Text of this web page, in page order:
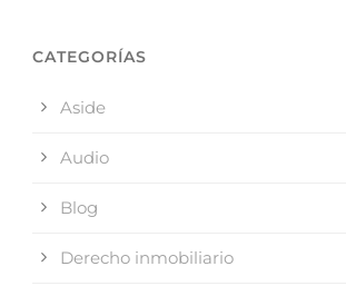
CATEGORÍAS
Aside
Audio
Blog
Derecho inmobiliario